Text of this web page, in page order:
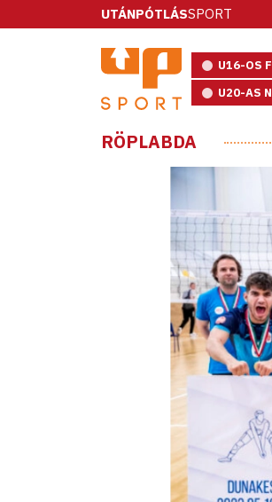
UTÁNPÓTLÁSSPORT
U16-OS
U20-AS
RÖPLABDA